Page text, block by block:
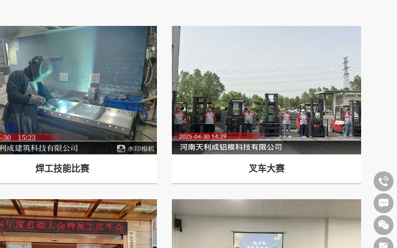
焊工技能比赛 叉车大赛